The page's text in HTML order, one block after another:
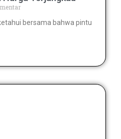
bersama bahwa pintu